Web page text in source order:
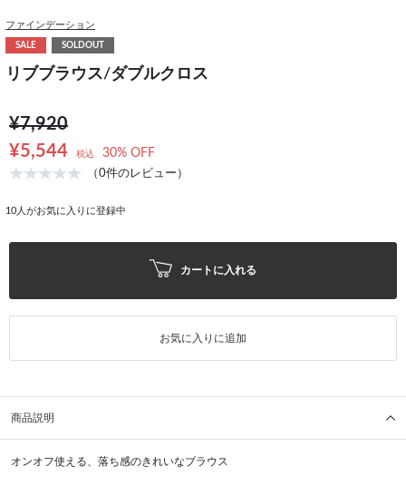
ファインデーション
SALE SOLDOUT
リブブラウス/ダブルクロス
¥7,920
¥5,544
税込 30% OFF
（0件のレビュー）
10 人がお気に入りに登録中
カートに入れる
お気に入りに追加
商品説明
オンオフ使える、落ち感のきれいなブラウス